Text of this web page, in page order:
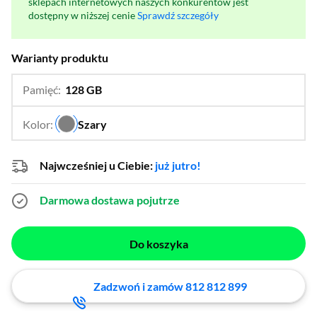
dostępny w niższej cenieSprawdź szczegóły
Warianty produktu
Pamięć: 128 GB
Kolor: Szary
…
Najwcześniej u Ciebie: już jutro!
Darmowa dostawa pojutrze
Do koszyka
Zadzwoń i zamów 812 812 899